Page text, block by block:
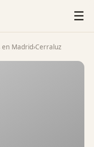
☰
en Madrid›Cerraluz